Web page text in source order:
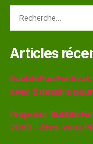
Articles
Bubble Fun
avec 2 dessins
Proposer Bubble
2020 – êtes-vous